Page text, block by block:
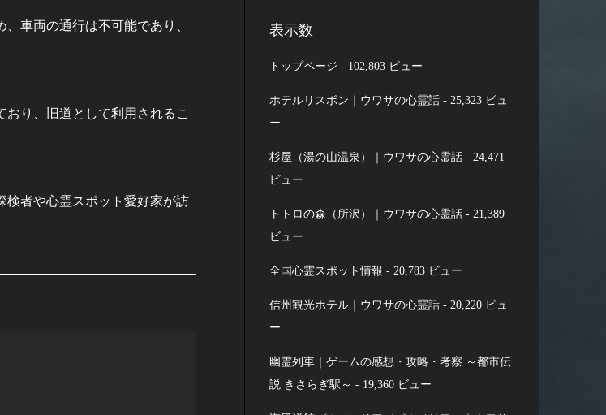
車両の通行は不可能であり、
り、旧道として利用されるこ
検者や心霊スポット愛好家が訪
表示数
トップページ - 102,803 ビュー
ホテルリスボン｜ウワサの心霊話 - 25,323 ビュ
ー
杉屋（湯の山温泉）｜ウワサの心霊話 - 24,471
ビュー
トトロの森（所沢）｜ウワサの心霊話 - 21,389
ビュー
全国心霊スポット情報 - 20,783 ビュー
信州観光ホテル｜ウワサの心霊話 - 20,220 ビュ
ー
幽霊列車｜ゲームの感想・攻略・考察 ～都市伝
説 きさらぎ駅～ - 19,360 ビュー